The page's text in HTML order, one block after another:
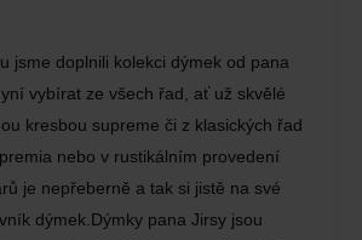
jsme doplnili kolekci dýmek od pana
vybírat ze všech řad, ať už skvělé
kresbou supreme či z klasických řad
nebo v rustikálním provedení
je nepřeberně a tak si jistě na své
dýmek.Dýmky pana Jirsy jsou